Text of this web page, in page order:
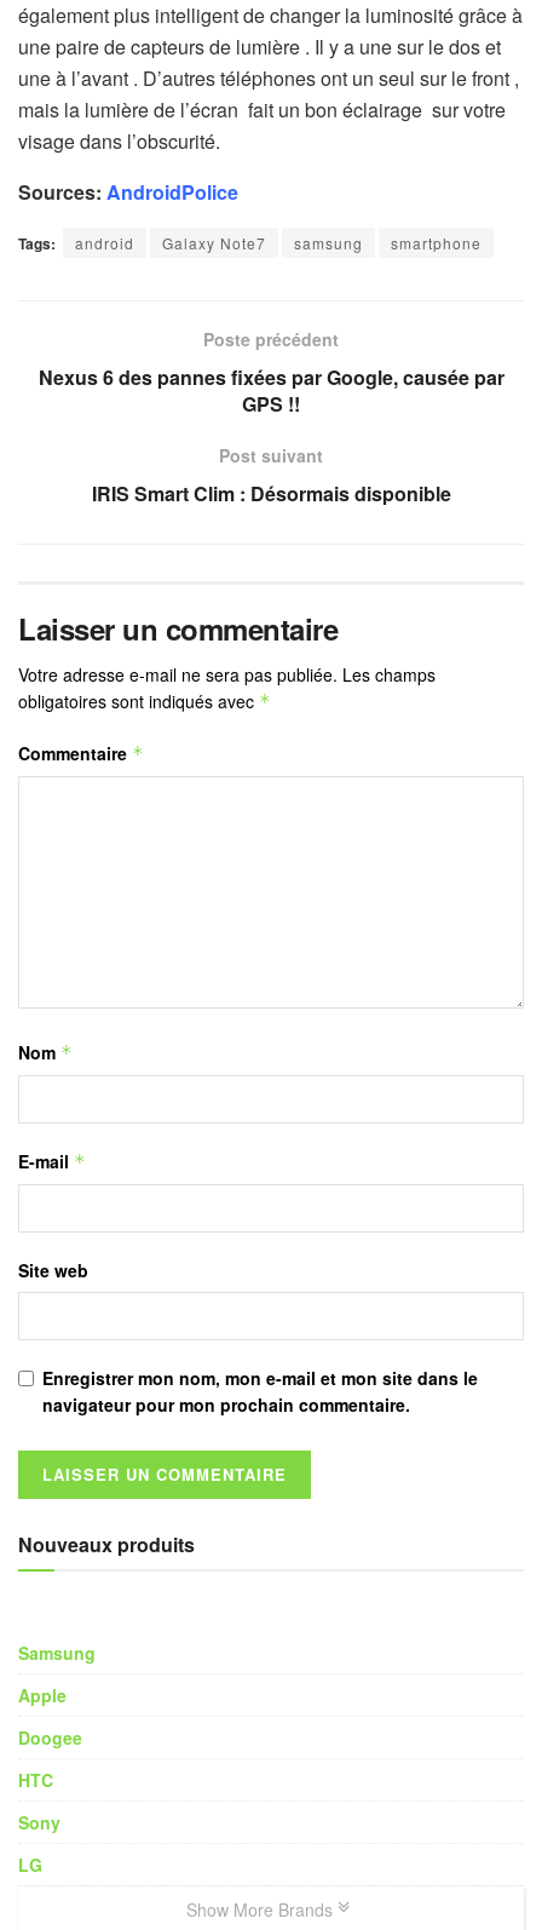
également plus intelligent de changer la luminosité grâce à
une paire de capteurs de lumière . Il y a une sur le dos et
une à l’avant . D’autres téléphones ont un seul sur le front ,
mais la lumière de l’écran fait un bon éclairage sur votre
visage dans l’obscurité.
Sources: AndroidPolice
Tags: android Galaxy Note7 samsung smartphone
Poste précédent
Nexus 6 des pannes fixées par Google, causée par
GPS !!
Post suivant
IRIS Smart Clim : Désormais disponible
Laisser un commentaire
Votre adresse e-mail ne sera pas publiée. Les champs
obligatoires sont indiqués avec *
Commentaire *
Nom *
E-mail *
Site web
Enregistrer mon nom, mon e-mail et mon site dans le
navigateur pour mon prochain commentaire.
Nouveaux produits
Samsung
Apple
Doogee
HTC
Sony
LG
Show More Brands